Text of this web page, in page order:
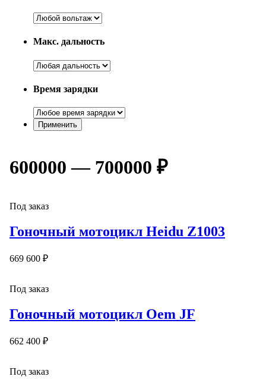
Макс. дальность
Время зарядки
600000 — 700000 ₽
Под заказ
Гоночный мотоцикл Heidu Z1003
669 600 ₽
Под заказ
Гоночный мотоцикл Oem JF
662 400 ₽
Под заказ